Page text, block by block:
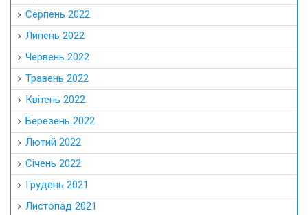
Серпень 2022
Липень 2022
Червень 2022
Травень 2022
Квітень 2022
Березень 2022
Лютий 2022
Січень 2022
Грудень 2021
Листопад 2021